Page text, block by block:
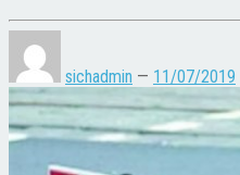
sichadmin — 11/07/2019